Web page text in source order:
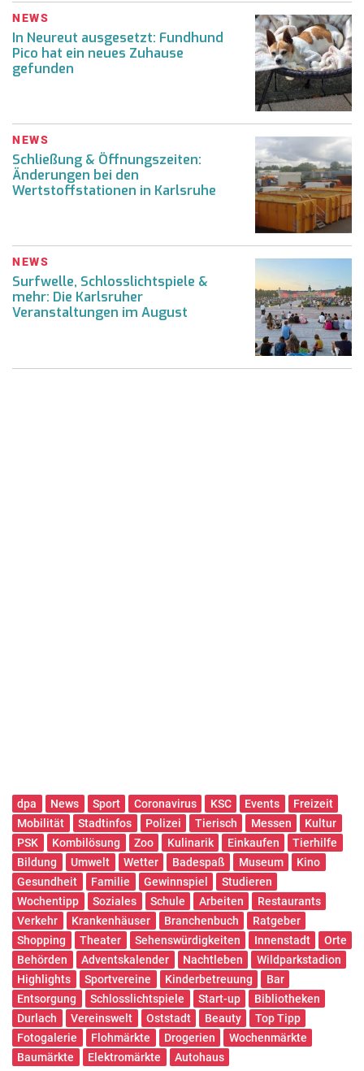
NEWS
In Neureut ausgesetzt: Fundhund
Pico hat ein neues Zuhause
gefunden
NEWS
Schließung & Öffnungszeiten:
Änderungen bei den
Wertstoffstationen in Karlsruhe
NEWS
Surfwelle, Schlosslichtspiele &
mehr: Die Karlsruher
Veranstaltungen im August
dpa News Sport Coronavirus KSC Events
Freizeit
Mobilität
Stadtinfos Polizei Tierisch Messen
Kultur
PSK
Kombilösung Zoo Kulinarik Einkaufen
Tierhilfe
Bildung
Umwelt Wetter Badespaß Museum
Kino
Gesundheit
Familie Gewinnspiel
Studieren
Wochentipp
Soziales Schule Arbeiten
Restaurants
Verkehr
Krankenhäuser Branchenbuch
Ratgeber
Shopping
Theater Sehenswürdigkeiten Innenstadt
Orte
Behörden
Adventskalender Nachtleben
Wildparkstadion
Highlights
Sportvereine Kinderbetreuung
Bar
Entsorgung
Schlosslichtspiele Start-up
Bibliotheken
Durlach
Vereinswelt Oststadt Beauty
Top Tipp
Fotogalerie
Flohmärkte Drogerien
Wochenmärkte
Baumärkte
Elektromärkte Autohaus